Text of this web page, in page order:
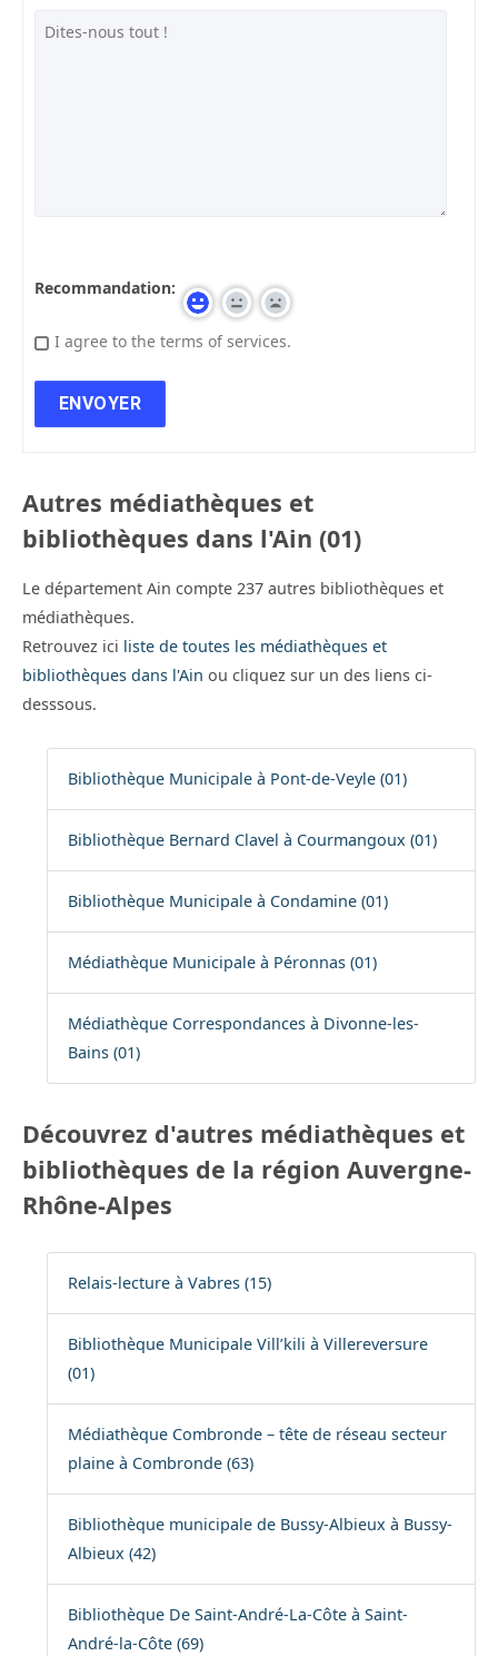
Recommandation:
I agree to the terms of services.
Autres médiathèques et
bibliothèques dans l'Ain (01)
Le département Ain compte 237 autres bibliothèques et
médiathèques.
Retrouvez ici liste de toutes les médiathèques et
bibliothèques dans l'Ain ou cliquez sur un des liens ci-
desssous.
Bibliothèque Municipale à Pont-de-Veyle (01)
Bibliothèque Bernard Clavel à Courmangoux (01)
Bibliothèque Municipale à Condamine (01)
Médiathèque Municipale à Péronnas (01)
Médiathèque Correspondances à Divonne-les-
Bains (01)
Découvrez d'autres médiathèques et
bibliothèques de la région Auvergne-
Rhône-Alpes
Relais-lecture à Vabres (15)
Bibliothèque Municipale Vill’kili à Villereversure
(01)
Médiathèque Combronde – tête de réseau secteur
plaine à Combronde (63)
Bibliothèque municipale de Bussy-Albieux à Bussy-
Albieux (42)
Bibliothèque De Saint-André-La-Côte à Saint-
André-la-Côte (69)